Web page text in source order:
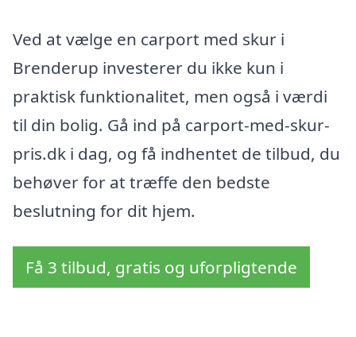
Ved at vælge en carport med skur i
Brenderup investerer du ikke kun i
praktisk funktionalitet, men også i værdi
til din bolig. Gå ind på carport-med-skur-
pris.dk i dag, og få indhentet de tilbud, du
behøver for at træffe den bedste
beslutning for dit hjem.
Få 3 tilbud, gratis og uforpligtende